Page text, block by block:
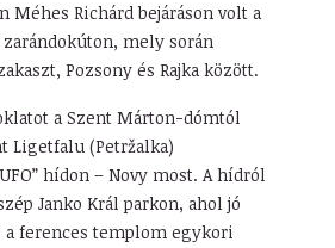
Méhes Richárd bejáráson volt a
mely során
Pozsony és Rajka között.
a Szent Márton-dómtól
Ligetfalu (Petržalka)
hídon – Novy most. A hídról
Janko Král parkon, ahol jó
ferences templom egykori